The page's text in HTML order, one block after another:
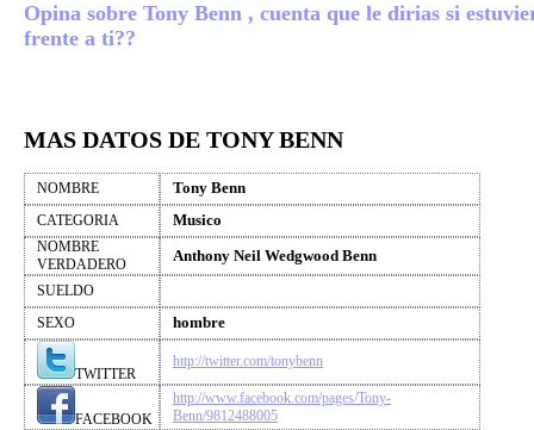
Opina sobre Tony Benn , cuenta que le dirias si
frente a ti??
MAS DATOS DE TONY BENN
NOMBRE Tony Benn
CATEGORIA Musico
NOMBRE
VERDADERO
Anthony Neil Wedgwood Benn
SUELDO
SEXO
hombre
TWITTER
http://twitter.com/tonybenn
FACEBOOK
http://www.facebook.com/pages/Tony-
Benn/9812488005